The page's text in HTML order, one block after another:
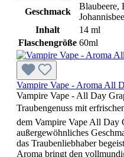
Geschmack
Blaubeere,
Inhalt
14 ml
Flaschengröße 60ml
Vampire Vape - Aroma All
Vampire Vape - All Day
Traubengenuss mit
dem Vampire Vape All Day
außergewöhnliches
das Traubenliebhaber
Aroma bringt den